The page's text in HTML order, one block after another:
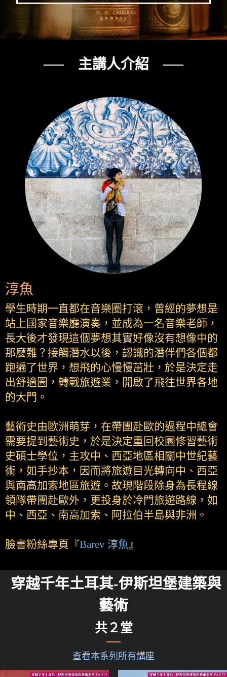
── 主講人介紹 ──
淳魚
學生時期一直都在音樂圈打滾，曾經的夢想是
站上國家音樂廳演奏，並成為一名音樂老師，
長大後才發現這個夢想其實好像沒有想像中的
那麼難？接觸潛水以後，認識的潛伴們各個都
跑遍了世界，想飛的心慢慢茁壯，於是決定走
出舒適圈，轉戰旅遊業，開啟了飛往世界各地
的大門。
藝術史由歐洲萌芽，在帶團赴歐的過程中總會
需要提到藝術史，於是決定重回校園修習藝術
史碩士學位，主攻中、西亞地區相關中世紀藝
術，如手抄本，因而將旅遊目光轉向中、西亞
與南高加索地區旅遊。故現階段除身為長程線
領隊帶團赴歐外，更投身於冷門旅遊路線，如
中、西亞、南高加索、阿拉伯半島與非洲。
臉書粉絲專頁『Barev 淳魚 』
穿越千年土耳其-伊斯坦堡建築與
藝術
共２堂
查看本系列所有講座